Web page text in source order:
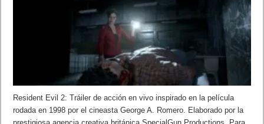
Resident Evil 2: Tráiler de acción en vivo inspirado en la película
rodada en 1998 por el cineasta George A. Romero. Elaborado por la